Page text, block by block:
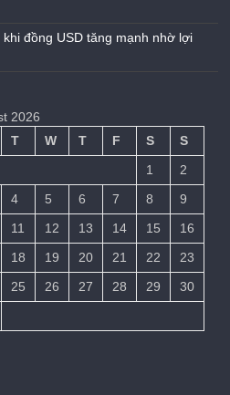
đồng USD tăng mạnh nhờ lợi
2026
T W T F S
S
1
2
4 5 6 7 8
9
11 12 13 14 15
16
18 19 20 21 22
23
25 26 27 28 29
30